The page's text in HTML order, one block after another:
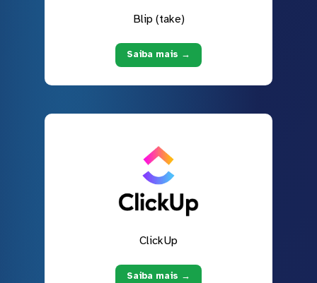
Blip (take)
Saiba mais →
ClickUp
Saiba mais →